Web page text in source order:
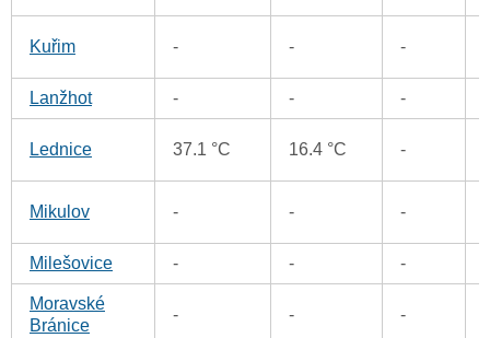
Kuřim - - -
Lanžhot - - -
Lednice 37.1 °C 16.4 °C -
Mikulov - - -
Milešovice - - -
Moravské
Bránice
- - -